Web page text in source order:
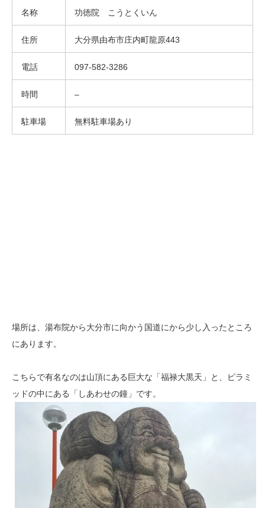
名称 功徳院 こうとくいん
住所 大分県由布市庄内町龍原443
電話 097-582-3286
時間 –
駐車場 無料駐車場あり
場所は、湯布院から大分市に向かう国道にから少し入ったところ
にあります。
こちらで有名なのは山頂にある巨大な「福禄大黒天」と、ピラミ
ッドの中にある「しあわせの鐘」です。